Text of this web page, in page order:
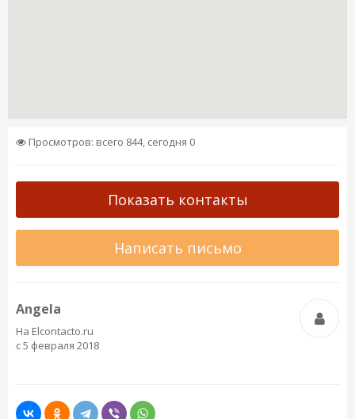
Просмотров: всего 844, сегодня 0
Показать контакты
Написать письмо
Angela
На Elcontacto.ru
с 5 февраля 2018